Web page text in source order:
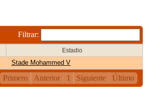
Filtrar:
Estadio
Stade Mohammed V
Primero Anterior 1 Siguiente Último